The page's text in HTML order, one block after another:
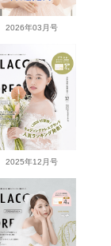
2026年03月号
2025年12月号